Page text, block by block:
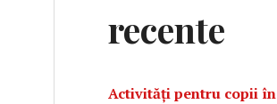
recente
Activități pentru copii în